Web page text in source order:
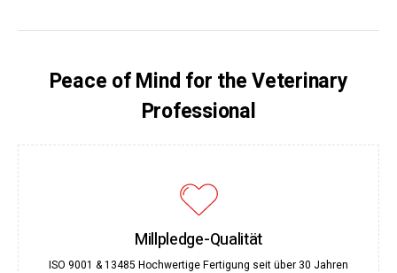
Peace of Mind for the Veterinary
Professional
Millpledge-Qualität
ISO 9001 & 13485 Hochwertige Fertigung seit über 30 Jahren